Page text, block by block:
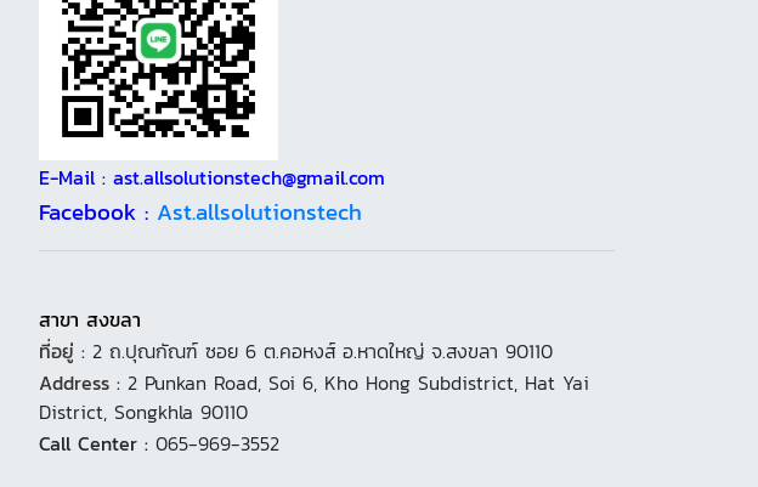
E-Mail : ast.allsolutionstech@gmail.com
Facebook : Ast.allsolutionstech
สาขา สงขลา
ที่อยู่ : 2 ถ.ปุณกัณฑ์ ซอย 6 ต.คอหงส์ อ.หาดใหญ่ จ.สงขลา 90110
Address : 2 Punkan Road, Soi 6, Kho Hong Subdistrict, Hat Yai
District, Songkhla 90110
Call Center : 065-969-3552